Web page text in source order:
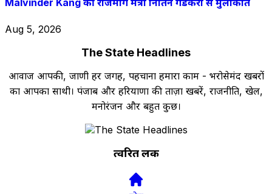
Malvinder Kang की राजमार्ग मंत्री नितिन गडकरी से मुलाकात
Aug 5, 2026
The State Headlines
आवाज आपकी, जाणी हर जगह, पहचाना हमारा काम - भरोसेमंद खबरों
का आपका साथी। पंजाब और हरियाणा की ताज़ा खबरें, राजनीति, खेल,
मनोरंजन और बहुत कुछ।
त्वरित लिंक